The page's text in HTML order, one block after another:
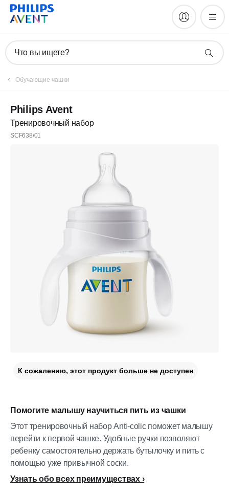
Что вы ищете?
Обучающие чашки
Philips Avent
Тренировочный набор
SCF638/01
Помогите малышу научиться пить из чашки
Этот тренировочный набор Anti-colic поможет малышу
перейти к первой чашке. Удобные ручки позволяют
ребенку самостоятельно держать бутылочку и пить с
помощью уже привычной соски.
Узнать обо всех преимуществах
К сожалению, этот продукт больше не доступен